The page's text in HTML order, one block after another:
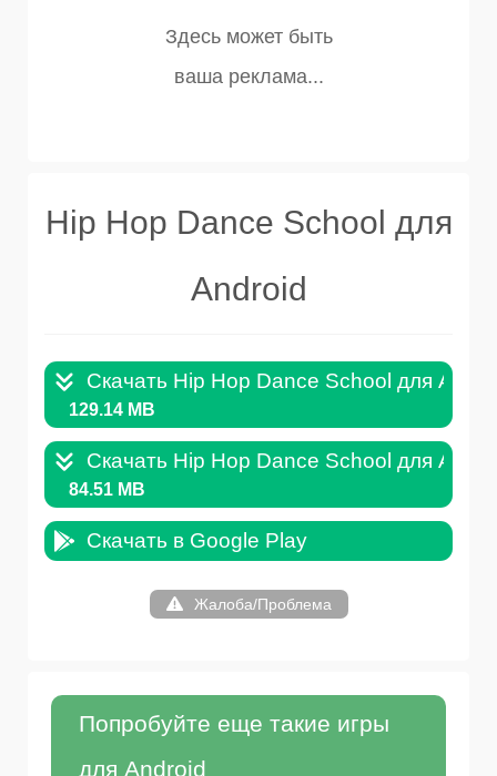
Hip Hop Dance School для
Android
Скачать Hip Hop Dance School для
129.14 MB
Скачать Hip Hop Dance School для
84.51 MB
Скачать в Google Play
Жалоба/Проблема
Попробуйте еще такие игры
для Android